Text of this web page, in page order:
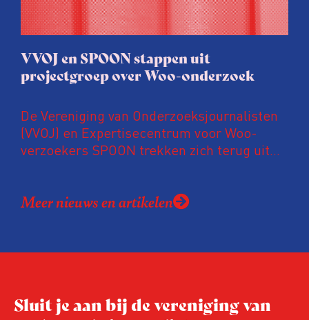
VVOJ en SPOON stappen uit
projectgroep over Woo-onderzoek
De Vereniging van Onderzoeksjournalisten
(VVOJ) en Expertisecentrum voor Woo-
verzoekers SPOON trekken zich terug uit
organisaties zitten er tekortkomingen in de
overheidsinformatie in te perken.
Meer nieuws en artikelen
Sluit je aan bij de vereniging van